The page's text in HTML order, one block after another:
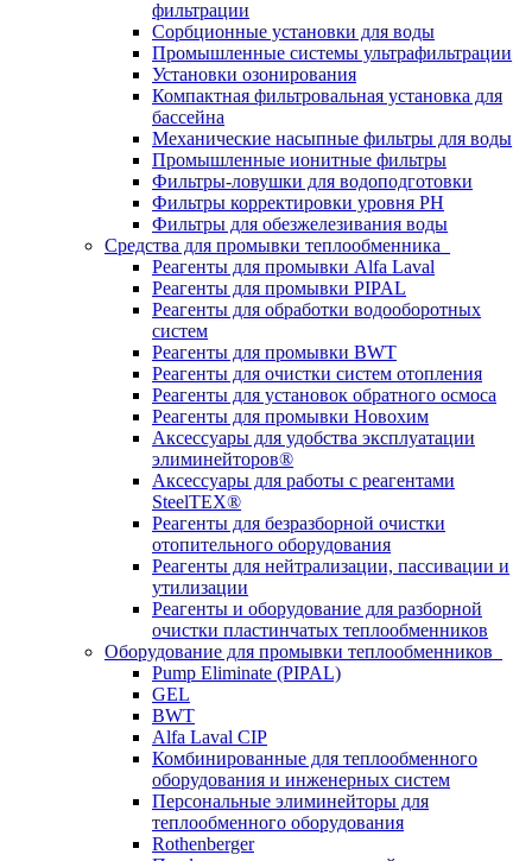
фильтрации
Сорбционные установки для воды
Промышленные системы ультрафильтрации
Установки озонирования
Компактная фильтровальная установка для
бассейна
Механические насыпные фильтры для воды
Промышленные ионитные фильтры
Фильтры-ловушки для водоподготовки
Фильтры корректировки уровня PH
Фильтры для обезжелезивания воды
Средства для промывки теплообменника
Реагенты для промывки Alfa Laval
Реагенты для промывки PIPAL
Реагенты для обработки водооборотных
систем
Реагенты для промывки BWT
Реагенты для очистки систем отопления
Реагенты для установок обратного осмоса
Реагенты для промывки Новохим
Аксессуары для удобства эксплуатации
элиминейторов®
Аксессуары для работы с реагентами
SteelTEX®
Реагенты для безразборной очистки
отопительного оборудования
Реагенты для нейтрализации, пассивации и
утилизации
Реагенты и оборудование для разборной
очистки пластинчатых теплообменников
Оборудование для промывки теплообменников
Pump Eliminate (PIPAL)
GEL
BWT
Alfa Laval CIP
Комбинированные для теплообменного
оборудования и инженерных систем
Персональные элиминейторы для
теплообменного оборудования
Rothenberger